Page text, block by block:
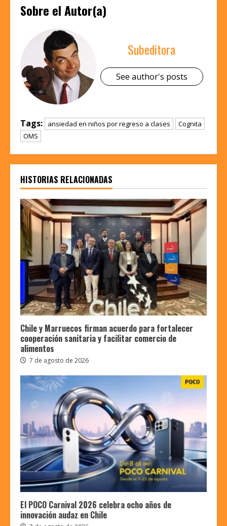
Sobre el Autor(a)
Subeditora
See author's posts
Tags: ansiedad en niños por regreso a clases
Cognita
OMS
HISTORIAS RELACIONADAS
Chile y Marruecos firman acuerdo para fortalecer
cooperación sanitaria y facilitar comercio de
alimentos
7 de agosto de 2026
El POCO Carnival 2026 celebra ocho años de
innovación audaz en Chile